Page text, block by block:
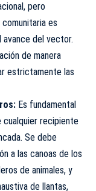
pero
es
avance del vector.
de manera
estrictamente las
Es fundamental
recipiente
Se debe
a las canoas de los
de animales, y
de llantas,